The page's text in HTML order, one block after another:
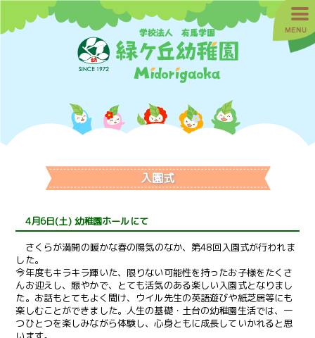
入園式
4月6日(土) 幼稚園ホールにて
さくらが満開の暖かな春の陽気のなか、第48回入園式が行われま
した。
今年度もキラキラ輝いた、限りない可能性を持ったお子様をたくさ
んお迎えし、賑やかで、とても活気のある楽しい入園式となりまし
た。お話もとてもよく聞け、ウイル先生の英語遊びや紙芝居等にも
楽しむことができました。人生の基礎・土台の幼稚園生活では、一
つひとつを楽しみながら体験し、心身ともに成長していかれると思